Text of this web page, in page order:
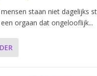
staan niet dagelijks
orgaan dat ongelooflijk...